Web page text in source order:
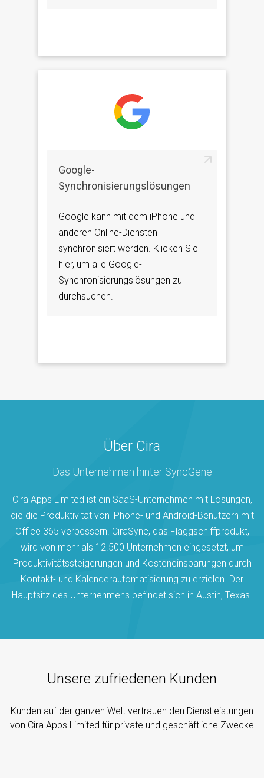
Google-
Synchronisierungslösungen
Google kann mit dem iPhone und
anderen Online-Diensten
synchronisiert werden. Klicken Sie
hier, um alle Google-
Synchronisierungslösungen zu
durchsuchen.
Über Cira
Das Unternehmen hinter SyncGene
Cira Apps Limited ist ein SaaS-Unternehmen mit Lösungen,
die die Produktivität von iPhone- und Android-Benutzern mit
Office 365 verbessern. CiraSync, das Flaggschiffprodukt,
wird von mehr als 12.500 Unternehmen eingesetzt, um
Produktivitätssteigerungen und Kosteneinsparungen durch
Kontakt- und Kalenderautomatisierung zu erzielen. Der
Hauptsitz des Unternehmens befindet sich in Austin, Texas.
Unsere zufriedenen Kunden
Kunden auf der ganzen Welt vertrauen den Dienstleistungen
von Cira Apps Limited für private und geschäftliche Zwecke